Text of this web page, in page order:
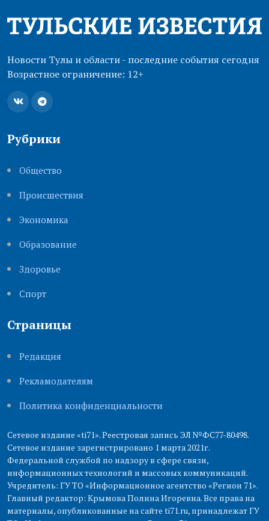
Новости Тулы и области - последние события сегодня
Возрастное ограничение: 12+
Рубрики
Общество
Происшествия
Экономика
Образование
Здоровье
Cпорт
Страницы
Редакция
Рекламодателям
Политика конфиденциальности
Сетевое издание «ti71». Реестровая запись ЭЛ №ФС77-80498.
Сетевое издание зарегистрировано 1 марта 2021г.
Федеральной службой по надзору в сфере связи,
информационных технологий и массовых коммуникаций.
Учредитель: ГУ ТО «Информационное агентство «Регион 71».
Главный редактор: Крымова Полина Игоревна. Все права на
материалы, опубликованные на сайте ti71.ru, принадлежат ГУ